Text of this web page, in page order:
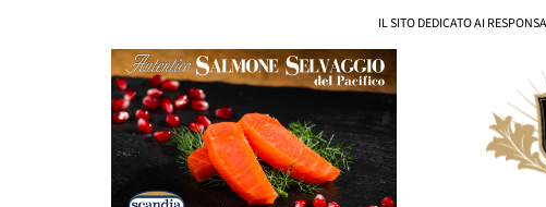
IL SITO DEDICATO AI